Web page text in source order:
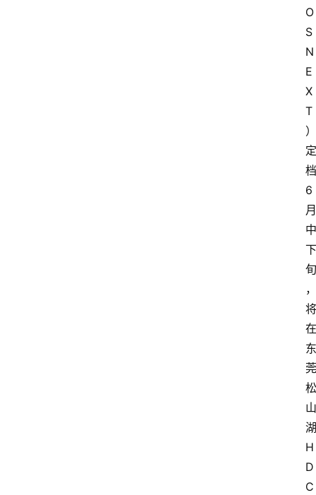
O
S
N
E
X
T
）
定
档
6
月
中
下
旬
，
将
在
东
莞
松
山
湖
H
D
C